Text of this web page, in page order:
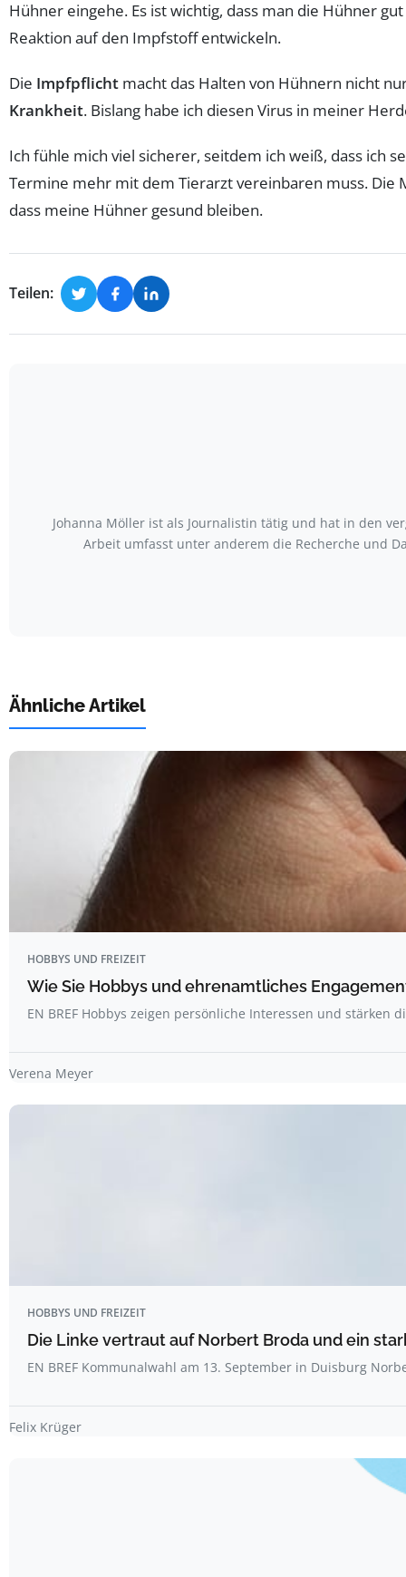
Hühner eingehe. Es ist wichtig, dass man die Hühner
Reaktion auf den Impfstoff entwickeln.
Die Impfpflicht macht das Halten von Hühnern nicht
Krankheit. Bislang habe ich diesen Virus in meiner
Ich fühle mich viel sicherer, seitdem ich weiß, dass ich
Termine mehr mit dem Tierarzt vereinbaren muss.
dass meine Hühner gesund bleiben.
Teilen:
Johanna Möller ist als Journalistin tätig und hat in den
Arbeit umfasst unter anderem die Recherche und
Ähnliche Artikel
HOBBYS UND FREIZEIT
Wie Sie Hobbys und ehrenamtliches
EN BREF Hobbys zeigen persönliche Interessen und stärken
Verena Meyer
HOBBYS UND FREIZEIT
Die Linke vertraut auf Norbert Broda und ein
EN BREF Kommunalwahl am 13. September in Duisburg
Felix Krüger